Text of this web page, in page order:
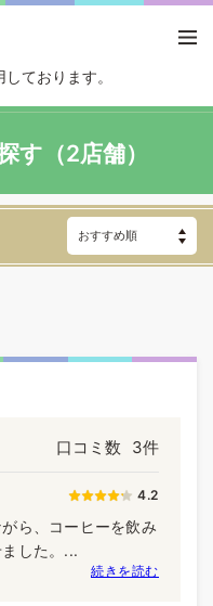
ております。
す（2店舗）
口コミ数 3件
4.2
ら、コーヒーを飲み
した。...
続きを読む